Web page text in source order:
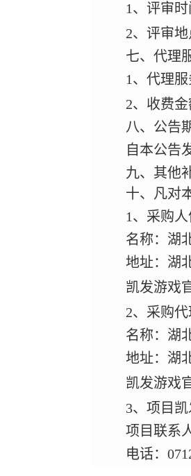
1、评审时
2、评审
七、代理
1、代理
2、收费金
八、公告
自本公告
九、其他
十、凡对
1、采购
名称：湖
地址：湖
凯发游戏
2、采购
名称：湖
地址：湖
凯发游戏
3、项目
项目联系
电话：